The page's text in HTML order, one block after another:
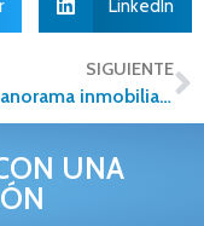
LinkedIn
SIGUIENTE
Breve panorama inmobiliario. Región Occidente de México
UNA